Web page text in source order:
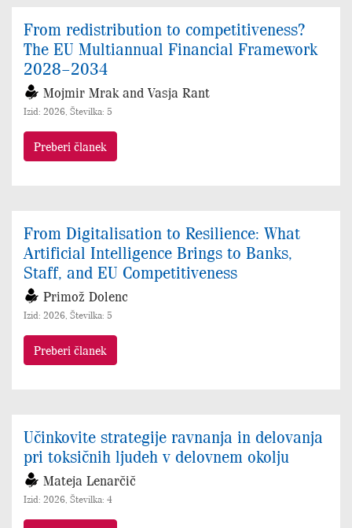
From redistribution to competitiveness?
The EU Multiannual Financial Framework
2028–2034
Mojmir Mrak and Vasja Rant
Izid: 2026, Številka: 5
Preberi članek
From Digitalisation to Resilience: What
Artificial Intelligence Brings to Banks,
Staff, and EU Competitiveness
Primož Dolenc
Izid: 2026, Številka: 5
Preberi članek
Učinkovite strategije ravnanja in delovanja
pri toksičnih ljudeh v delovnem okolju
Mateja Lenarčič
Izid: 2026, Številka: 4